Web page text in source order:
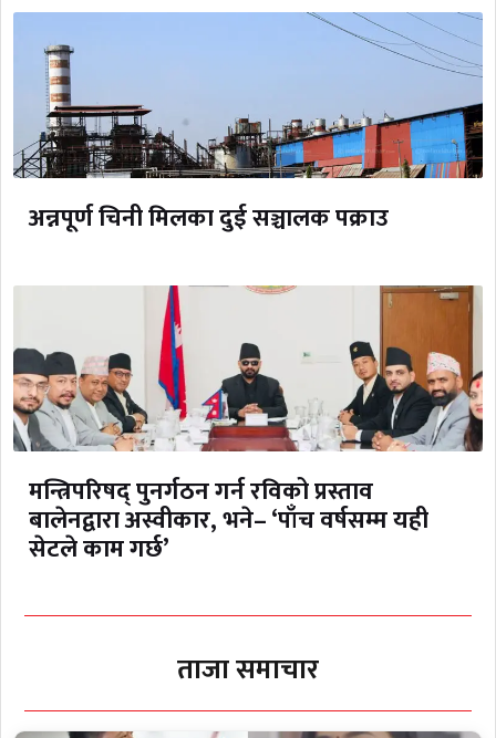
अन्नपूर्ण चिनी मिलका दुई सञ्चालक पक्राउ
मन्त्रिपरिषद् पुनर्गठन गर्न रविको प्रस्ताव
बालेनद्वारा अस्वीकार, भने– ‘पाँच वर्षसम्म यही
सेटले काम गर्छ’
ताजा समाचार